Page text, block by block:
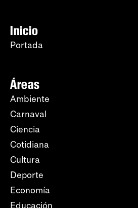
Inicio
Portada
Áreas
Ambiente
Carnaval
Ciencia
Cotidiana
Cultura
Deporte
Economía
Educación